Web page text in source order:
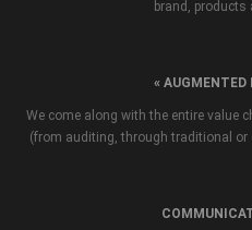
brand, products
« AUGMENTED
We come along with the entire value
(from auditing, through traditional or